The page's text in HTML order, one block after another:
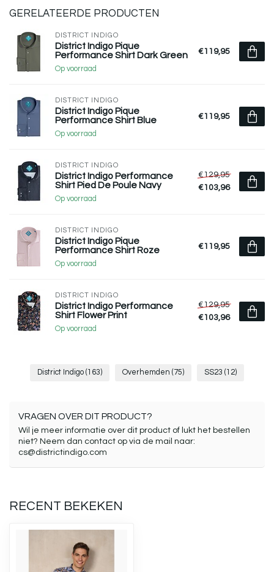
GERELATEERDE PRODUCTEN
DISTRICT INDIGO
District Indigo Pique
Performance Shirt Dark Green
Op voorraad
€119,95
DISTRICT INDIGO
District Indigo Pique
Performance Shirt Blue
Op voorraad
€119,95
DISTRICT INDIGO
District Indigo Performance
Shirt Pied De Poule Navy
Op voorraad
€129,95
€103,96
DISTRICT INDIGO
District Indigo Pique
Performance Shirt Roze
Op voorraad
€119,95
DISTRICT INDIGO
District Indigo Performance
Shirt Flower Print
Op voorraad
€129,95
€103,96
District Indigo (163) Overhemden (75) SS23 (12)
VRAGEN OVER DIT PRODUCT?
Wil je meer informatie over dit product of lukt het bestellen
niet? Neem dan contact op via de mail naar:
cs@districtindigo.com
RECENT BEKEKEN